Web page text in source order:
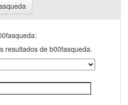
resultados de b00fasqueda.